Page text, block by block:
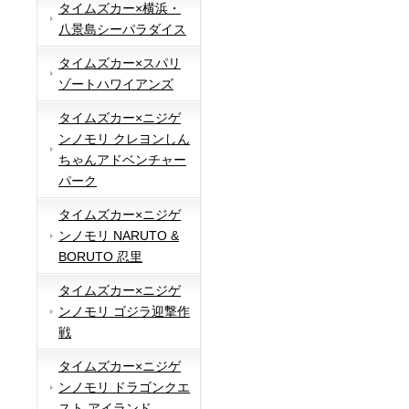
タイムズカー×横浜・
八景島シーパラダイス
タイムズカー×スパリ
ゾートハワイアンズ
タイムズカー×ニジゲ
ンノモリ クレヨンしん
ちゃんアドベンチャー
パーク
タイムズカー×ニジゲ
ンノモリ NARUTO &
BORUTO 忍里
タイムズカー×ニジゲ
ンノモリ ゴジラ迎撃作
戦
タイムズカー×ニジゲ
ンノモリ ドラゴンクエ